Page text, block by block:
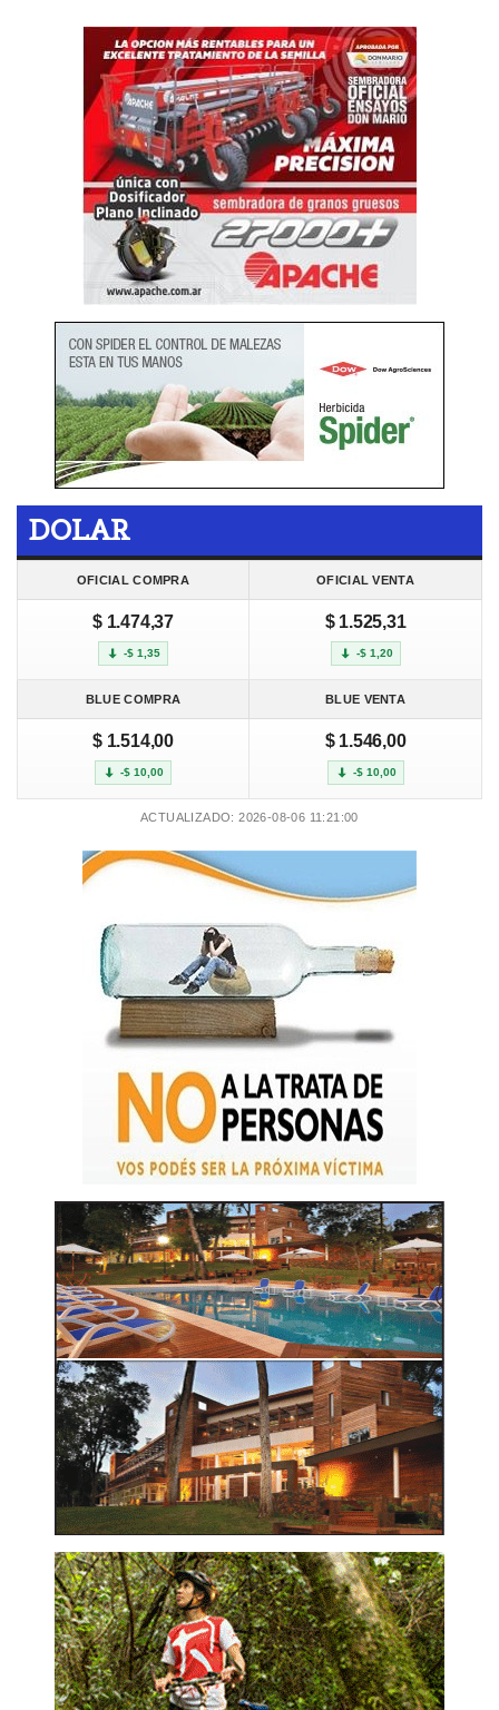
DOLAR
OFICIAL COMPRA OFICIAL VENTA
$ 1.474,37
-$ 1,35
$ 1.525,31
-$ 1,20
BLUE COMPRA BLUE VENTA
$ 1.514,00
-$ 10,00
$ 1.546,00
-$ 10,00
ACTUALIZADO: 2026-08-06 11:21:00